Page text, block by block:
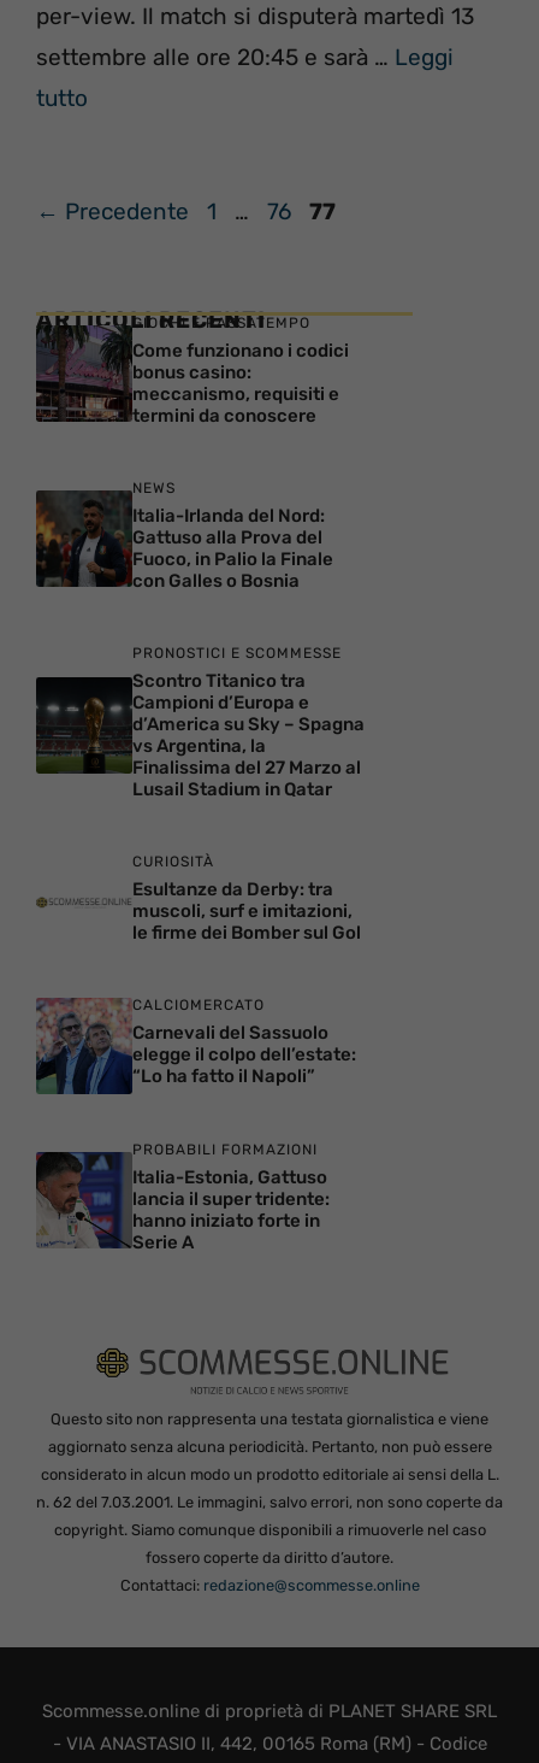
per-view. Il match si disputerà martedì 13
settembre alle ore 20:45 e sarà … Leggi
tutto
← Precedente Pagina
1 … Pagina
76 Pagina
77
ARTICOLI RECENTI
GIOCHI E PASSATEMPO
Come funzionano i codici
bonus casino:
meccanismo, requisiti e
termini da conoscere
NEWS
Italia-Irlanda del Nord:
Gattuso alla Prova del
Fuoco, in Palio la Finale
con Galles o Bosnia
PRONOSTICI E SCOMMESSE
Scontro Titanico tra
Campioni d’Europa e
d’America su Sky – Spagna
vs Argentina, la
Finalissima del 27 Marzo al
Lusail Stadium in Qatar
CURIOSITÀ
Esultanze da Derby: tra
muscoli, surf e imitazioni,
le firme dei Bomber sul Gol
CALCIOMERCATO
Carnevali del Sassuolo
elegge il colpo dell’estate:
“Lo ha fatto il Napoli”
PROBABILI FORMAZIONI
Italia-Estonia, Gattuso
lancia il super tridente:
hanno iniziato forte in
Serie A
Questo sito non rappresenta una testata giornalistica e viene
aggiornato senza alcuna periodicità. Pertanto, non può essere
considerato in alcun modo un prodotto editoriale ai sensi della L.
n. 62 del 7.03.2001. Le immagini, salvo errori, non sono coperte da
copyright. Siamo comunque disponibili a rimuoverle nel caso
fossero coperte da diritto d’autore.
Contattaci: redazione@scommesse.online
Scommesse.online di proprietà di PLANET SHARE SRL
- VIA ANASTASIO II, 442, 00165 Roma (RM) - Codice